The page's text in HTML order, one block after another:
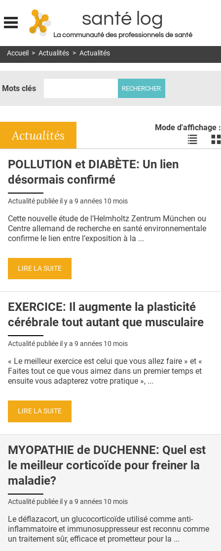
Jump to navigation
santé log
La communauté des professionnels de santé
MON COMPTE
DOSSIERS
RÉSEAUX
E-REVUE SAD
QUI SOMMES-NOUS ?
CONDITIONS GÉNÉRALES
CRÉDITS
Accueil > Actualités > Actualités
Mots clés
Mode d'affichage :
Voir
les
les
Actualités
POLLUTION et DIABÈTE: Un lien
désormais confirmé
Actualité publiée il y a 9 années 10 mois
Cette nouvelle étude de l’Helmholtz Zentrum München ou
Centre allemand de recherche en santé environnementale
confirme le lien entre l’exposition à la ...
LIRE LA SUITE
EXERCICE: Il augmente la plasticité
cérébrale tout autant que musculaire
Actualité publiée il y a 9 années 10 mois
« Le meilleur exercice est celui que vous allez faire » et «
Faites tout ce que vous aimez dans un premier temps et
ensuite vous adapterez votre pratique », ...
LIRE LA SUITE
MYOPATHIE de DUCHENNE: Quel est
le meilleur corticoïde pour freiner la
maladie?
Actualité publiée il y a 9 années 10 mois
Le déflazacort, un glucocorticoïde utilisé comme anti-
inflammatoire et immunosuppresseur est reconnu comme
un traitement sûr, efficace et prometteur pour la ...